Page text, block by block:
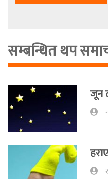
सम्बन्धित थप
जून